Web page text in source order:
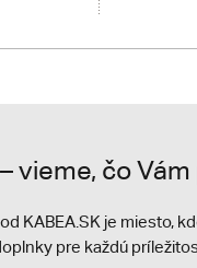
vieme, čo
KABEA.SK je miesto,
pre každú